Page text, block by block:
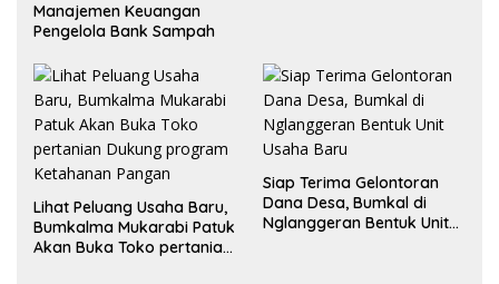
Manajemen Keuangan
Pengelola Bank Sampah
Lihat Peluang Usaha Baru,
Bumkalma Mukarabi Patuk
Akan Buka Toko pertanian
Siap Terima Gelontoran
Dana Desa, Bumkal di
Nglanggeran Bentuk Unit